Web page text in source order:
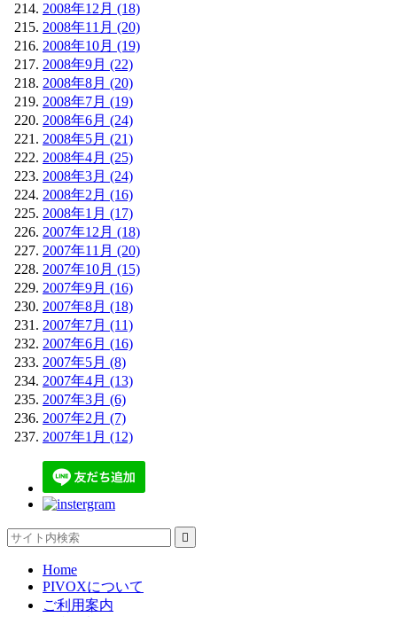
2008年12月 (18)
2008年11月 (20)
2008年10月 (19)
2008年9月 (22)
2008年8月 (20)
2008年7月 (19)
2008年6月 (24)
2008年5月 (21)
2008年4月 (25)
2008年3月 (24)
2008年2月 (16)
2008年1月 (17)
2007年12月 (18)
2007年11月 (20)
2007年10月 (15)
2007年9月 (16)
2007年8月 (18)
2007年7月 (11)
2007年6月 (16)
2007年5月 (8)
2007年4月 (13)
2007年3月 (6)
2007年2月 (7)
2007年1月 (12)

Home
PIVOXについて
ご利用案内